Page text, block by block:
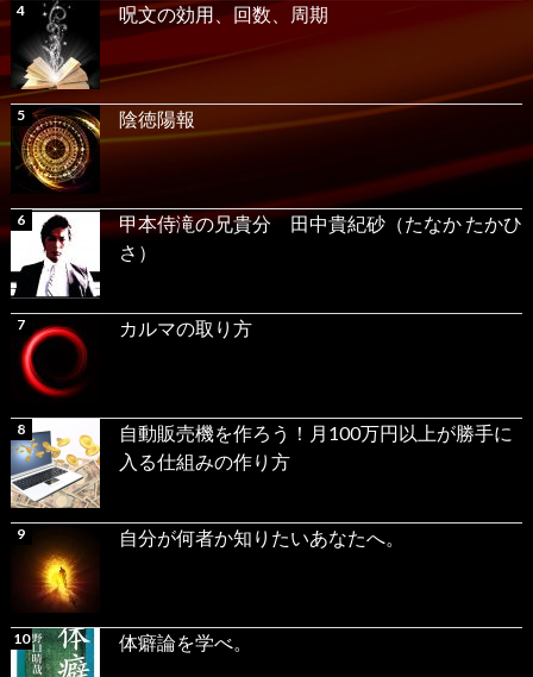
呪文の効用、回数、周期
陰徳陽報
甲本侍滝の兄貴分 田中貴紀砂（たなか たかひ
さ）
カルマの取り方
自動販売機を作ろう！月100万円以上が勝手に
入る仕組みの作り方
自分が何者か知りたいあなたへ。
体癖論を学べ。